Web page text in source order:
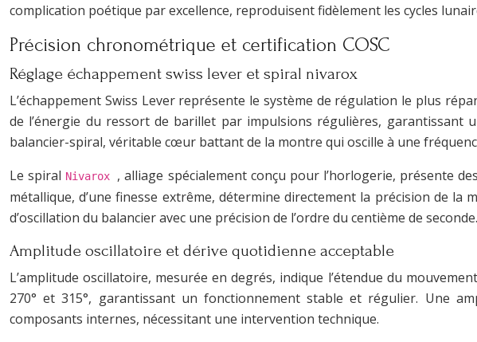
complication poétique par excellence, reproduisent fidèlement les cycles
Précision chronométrique et certification COSC
Réglage échappement swiss lever et spiral nivarox
L’échappement Swiss Lever représente le système de régulation le plus
de l’énergie du ressort de barillet par impulsions régulières, garantissant
balancier-spiral, véritable cœur battant de la montre qui oscille à une
Le spiral Nivarox , alliage spécialement conçu pour l’horlogerie, présente
métallique, d’une finesse extrême, détermine directement la précision de
d’oscillation du balancier avec une précision de l’ordre du centième de seconde.
Amplitude oscillatoire et dérive quotidienne acceptable
L’amplitude oscillatoire, mesurée en degrés, indique l’étendue du
270° et 315°, garantissant un fonctionnement stable et régulier. Une
composants internes, nécessitant une intervention technique.